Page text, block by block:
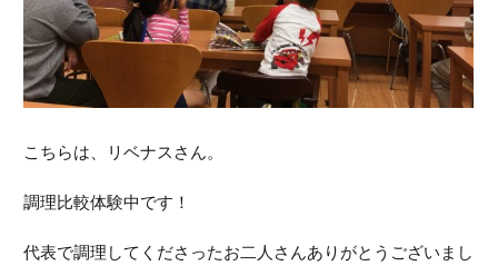
こちらは、リベナスさん。
調理比較体験中です！
代表で調理してくださったお二人さんありがとうございまし